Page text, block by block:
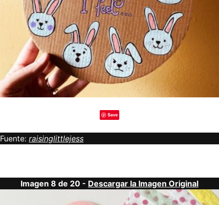
Save
Fuente: raisinglittlejess
Imagen 8 de 20 - Descargar la Imagen Original